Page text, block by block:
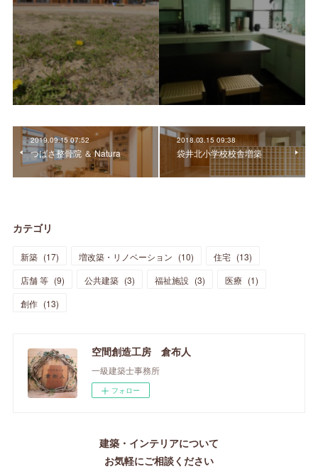
2019.09.15 07:52
つばさ整骨院 ＆ Natura
2018.03.15 09:38
袋井北小学校校舎増築
カテゴリ
新築 (17) 増改築・リノベーション (10) 住宅 (13)
店舗 等 (9) 公共建築 (3) 福祉施設 (3) 医療 (1)
創作 (13)
空間創造工房 倉布人
一級建築士事務所
フォロー
建築・インテリアについて
お気軽にご相談ください